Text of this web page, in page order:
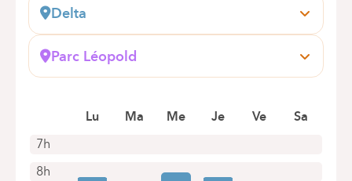
Delta
Boulevard du Triomphe, 201
1160 Auderghem
Parc Léopold
Rue du Trône, 100
Boek online een afspraak
7h
8h
Lu Ma Me Je Ve Sa